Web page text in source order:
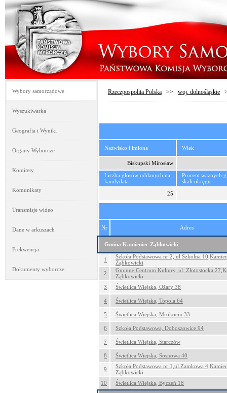
Wybory samorządowe
Wyszukiwarka
Geografia i Wyniki
Organy Wyborcze
Komitety
Komunikaty
Transmisje wideo
Dane w arkuszach
Frekwencja
Dokumenty wyborcze
Rzeczpospolita Polska >> woj. dolnośląskie
Nazwisko i imiona Wiek
Biskupski Mirosław
Liczba głosów oddanych na
kandydata
Procent ważnych
skali okręgu
25
Nr Adres
Gmina Kamieniec Ząbkowicki
1
Szkoła Podstawowa nr 2, ul.Szkolna
Ząbkowicki
2
Gminne Centrum Kultury, ul. Złotostocka
Ząbkowicki
3
Świetlica Wiejska, Ożary 38
4 Świetlica Wiejska, Topola 64
5 Świetlica Wiejska, Mrokocin 33
6 Szkoła Podstawowa, Doboszowice 94
7 Świetlica Wiejska, Starczów
8 Świetlica Wiejska, Sosnowa 40
9
Szkoła Podstawowa nr 1,ul.Zamkowa
Ząbkowicki
10
Świetlica Wiejska, Byczeń 18